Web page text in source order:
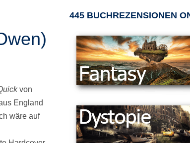
von
England
wäre auf
445 BUCHREZENSIONEN